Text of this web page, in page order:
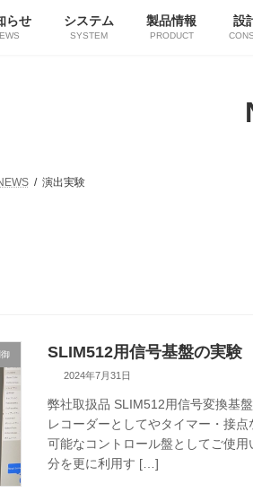
らせ システム
SYSTEM
製品情報
PRODUCT
設
演出実験
SLIM512用信号基盤の実験
2024年7月31日
弊社取扱品 SLIM512用信号変換基
レコーダーとしてやタイマー・接
可能なコントロール盤としてご使
分を更に利用す […]